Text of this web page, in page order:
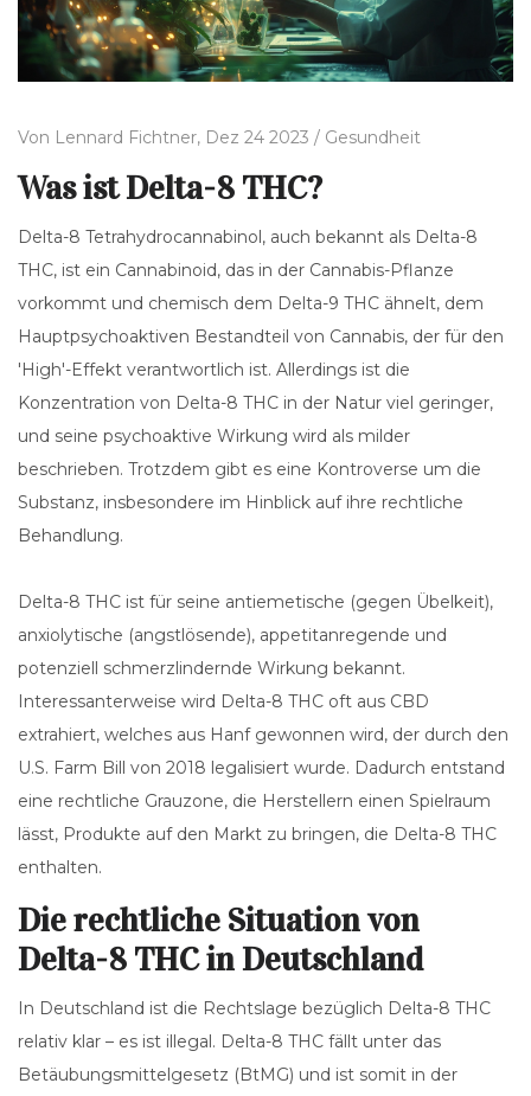
Von Lennard Fichtner, Dez 24 2023 / Gesundheit
Was ist Delta-8 THC?
Delta-8 Tetrahydrocannabinol, auch bekannt als Delta-8
THC, ist ein Cannabinoid, das in der Cannabis-Pflanze
vorkommt und chemisch dem Delta-9 THC ähnelt, dem
Hauptpsychoaktiven Bestandteil von Cannabis, der für den
'High'-Effekt verantwortlich ist. Allerdings ist die
Konzentration von Delta-8 THC in der Natur viel geringer,
und seine psychoaktive Wirkung wird als milder
beschrieben. Trotzdem gibt es eine Kontroverse um die
Substanz, insbesondere im Hinblick auf ihre rechtliche
Behandlung.
Delta-8 THC ist für seine antiemetische (gegen Übelkeit),
anxiolytische (angstlösende), appetitanregende und
potenziell schmerzlindernde Wirkung bekannt.
Interessanterweise wird Delta-8 THC oft aus CBD
extrahiert, welches aus Hanf gewonnen wird, der durch den
U.S. Farm Bill von 2018 legalisiert wurde. Dadurch entstand
eine rechtliche Grauzone, die Herstellern einen Spielraum
lässt, Produkte auf den Markt zu bringen, die Delta-8 THC
enthalten.
Die rechtliche Situation von
Delta-8 THC in Deutschland
In Deutschland ist die Rechtslage bezüglich Delta-8 THC
relativ klar – es ist illegal. Delta-8 THC fällt unter das
Betäubungsmittelgesetz (BtMG) und ist somit in der